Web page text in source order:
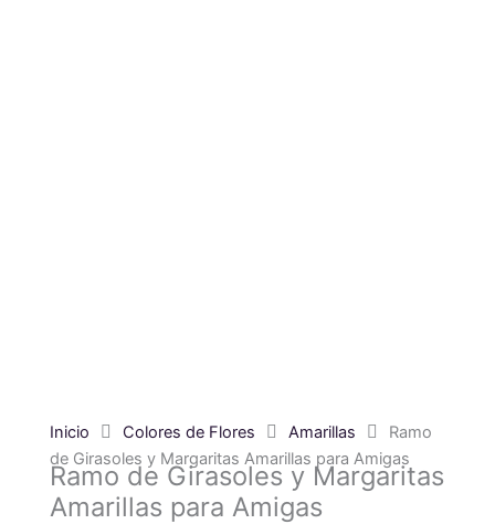
Inicio Colores de Flores Amarillas
Ramo
de Girasoles y Margaritas Amarillas para Amigas
Ramo de Girasoles y Margaritas
Amarillas para Amigas